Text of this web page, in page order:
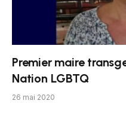
Premier maire
Nation LGBTQ
26 mai 2020